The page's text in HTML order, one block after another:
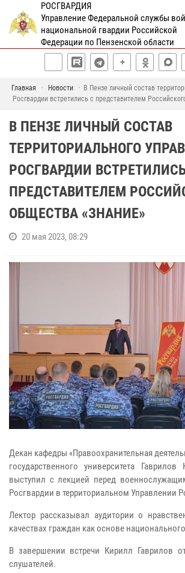
РОСГВАРДИЯ
Управление Федеральной службы
национальной гвардии Российской
Федерации по Пензенской области
Главная Новости
В Пензе личный состав
Росгвардии встретились с представителем
В ПЕНЗЕ ЛИЧНЫЙ СОСТАВ
ТЕРРИТОРИАЛЬНОГО
РОСГВАРДИИ
ПРЕДСТАВИТЕЛЕМ
ОБЩЕСТВА «ЗНАНИЕ»
20 мая 2023, 08:29
Декан кафедры «Правоохранительная
государственного университета Гаврилов
выступил с лекцией перед
Росгвардии в территориальном Управлении
Лектор рассказывал аудитории о
качествах граждан как основе
В завершении встречи Кирилл Гаврилов
слушателей.